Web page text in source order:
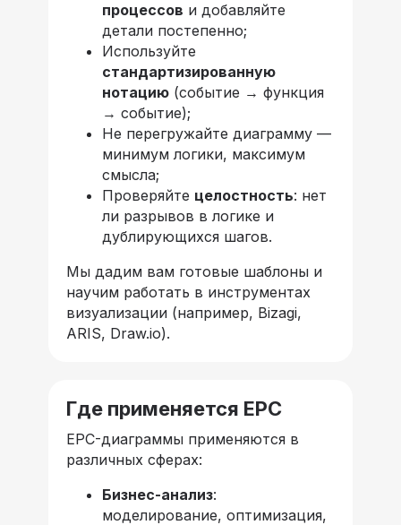
процессов и добавляйте
детали постепенно;
Используйте
стандартизированную
нотацию (событие → функция
→ событие);
Не перегружайте диаграмму —
минимум логики, максимум
смысла;
Проверяйте целостность: нет
ли разрывов в логике и
дублирующихся шагов.
Мы дадим вам готовые шаблоны и
научим работать в инструментах
визуализации (например, Bizagi,
ARIS, Draw.io).
Где применяется EPC
EPC-диаграммы применяются в
различных сферах:
Бизнес-анализ:
моделирование, оптимизация,